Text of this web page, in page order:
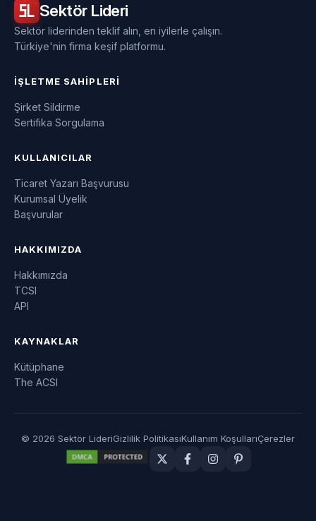
Sektör Lideri
Sektör liderinden teklif alın, en iyilerle çalışın.
Türkiye'nin firma keşif platformu.
İŞLETME SAHIPLERI
Şirket Sildirme
Sertifika Sorgulama
KULLANICILAR
Ticaret Yazarı Başvurusu
Kurumsal Üyelik
Başvurular
HAKKIMIZDA
Hakkımızda
TCSI
API
KAYNAKLAR
Kütüphane
The ACSI
© 2026 Sektör LideriGizlilik PolitikasıKullanım KoşullarıÇerezler